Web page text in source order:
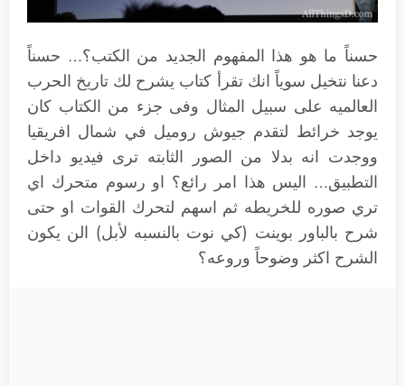
حسناً ما هو هذا المفهوم الجديد من الكتب؟… حسناً
دعنا نتخيل سوياً انك تقرأ كتاب يشرح لك تاريخ الحرب
العالميه على سبيل المثال وفى جزء من الكتاب كان
يوجد خرائط لتقدم جيوش روميل في شمال افريقيا
ووجدت انه بدلا من الصور الثابته ترى فيديو داخل
التطبيق… اليس هذا امر رائع؟ او رسوم متحرك اي
تري صوره للخريطه ثم اسهم لتحرك القوات او حتى
شرح بالباور بوينت (كي نوت بالنسبه لأبل) الن يكون
الشرح اكثر وضوحاً وروعه؟